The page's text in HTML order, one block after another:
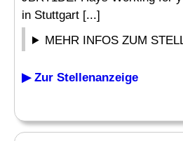
in Stuttgart [...]
MEHR INFOS ZUM
▶ Zur Stellenanzeige